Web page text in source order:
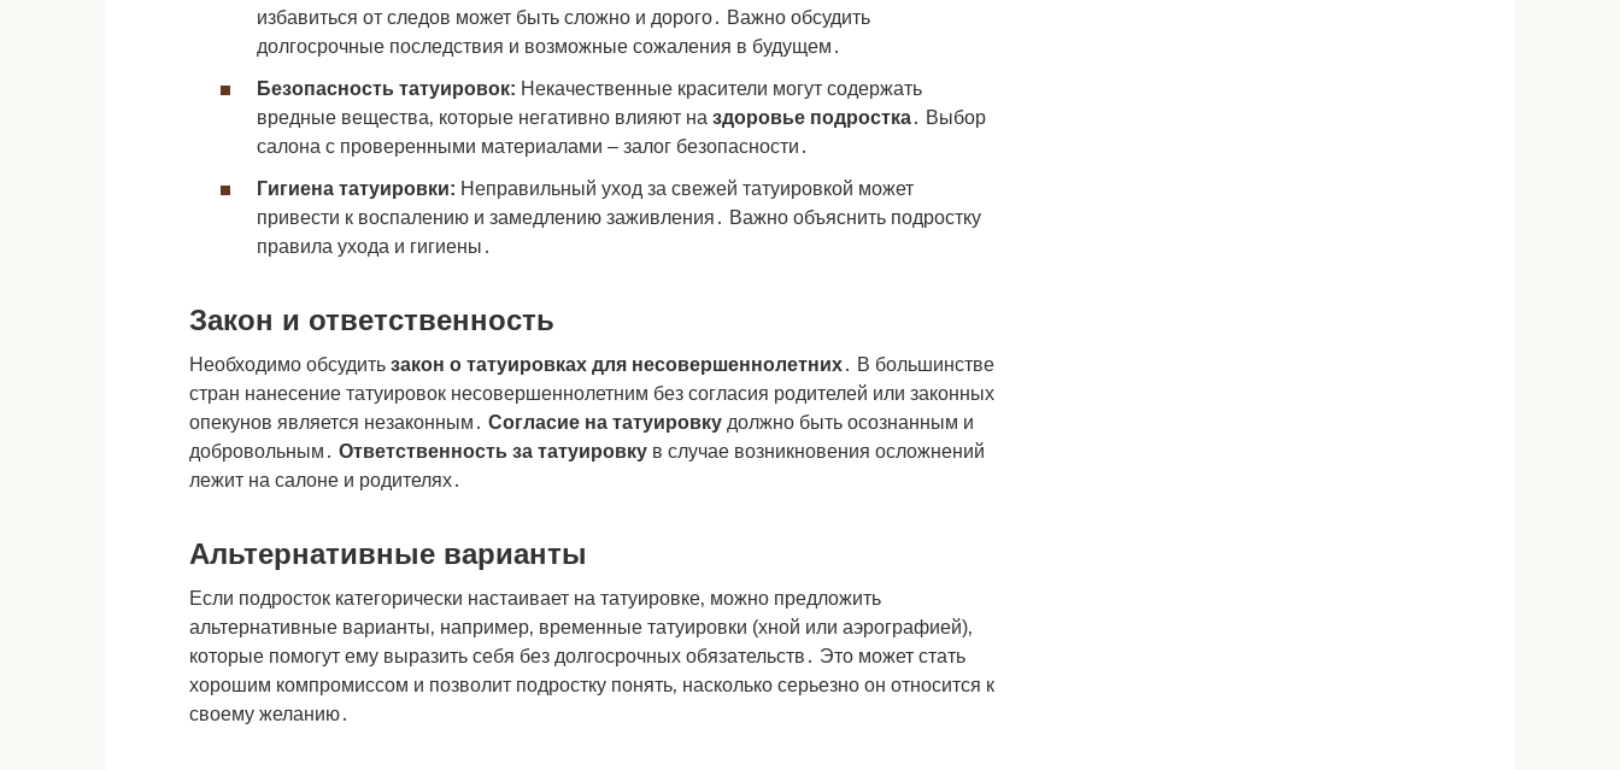
избавиться от следов может быть сложно и дорого․ Важно обсудить
долгосрочные последствия и возможные сожаления в будущем․
Безопасность татуировок: Некачественные красители могут содержать
вредные вещества‚ которые негативно влияют на здоровье подростка․ Выбор
салона с проверенными материалами – залог безопасности․
Гигиена татуировки: Неправильный уход за свежей татуировкой может
привести к воспалению и замедлению заживления․ Важно объяснить подростку
правила ухода и гигиены․
Закон и ответственность
Необходимо обсудить закон о татуировках для несовершеннолетних․ В большинстве
стран нанесение татуировок несовершеннолетним без согласия родителей или законных
опекунов является незаконным․ Согласие на татуировку должно быть осознанным и
добровольным․ Ответственность за татуировку в случае возникновения осложнений
лежит на салоне и родителях․
Альтернативные варианты
Если подросток категорически настаивает на татуировке‚ можно предложить
альтернативные варианты‚ например‚ временные татуировки (хной или аэрографией)‚
которые помогут ему выразить себя без долгосрочных обязательств․ Это может стать
хорошим компромиссом и позволит подростку понять‚ насколько серьезно он относится к
своему желанию․